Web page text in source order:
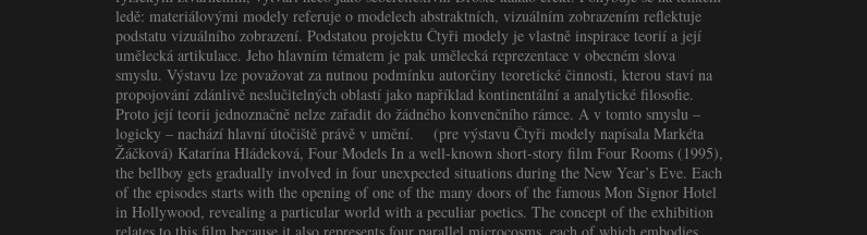
ledě: materiálovými modely referuje o modelech abstraktních, vizuálním zobrazením reflektuje
podstatu vizuálního zobrazení. Podstatou projektu Čtyři modely je vlastně inspirace teorií a její
umělecká artikulace. Jeho hlavním tématem je pak umělecká reprezentace v obecném slova
smyslu. Výstavu lze považovat za nutnou podmínku autorčiny teoretické činnosti, kterou staví na
propojování zdánlivě neslučitelných oblastí jako například kontinentální a analytické filosofie.
Proto její teorii jednoznačně nelze zařadit do žádného konvenčního rámce. A v tomto smyslu –
logicky – nachází hlavní útočiště právě v umění. (pre výstavu Čtyři modely napísala Markéta
Žáčková) Katarína Hládeková, Four Models In a well-known short-story film Four Rooms (1995),
the bellboy gets gradually involved in four unexpected situations during the New Year’s Eve. Each
of the episodes starts with the opening of one of the many doors of the famous Mon Signor Hotel
in Hollywood, revealing a particular world with a peculiar poetics. The concept of the exhibition